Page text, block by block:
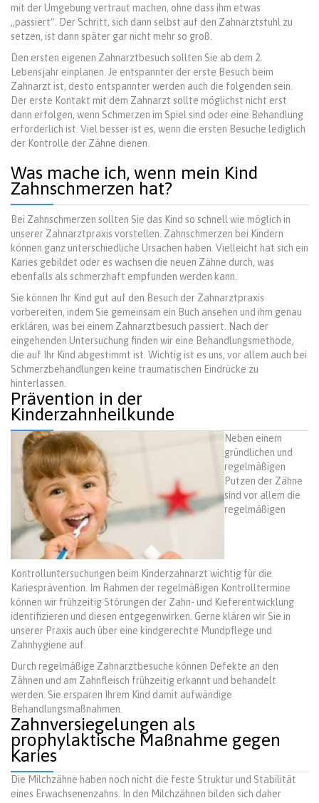
mit der Umgebung vertraut machen, ohne dass ihm etwas
„passiert“. Der Schritt, sich dann selbst auf den Zahnarztstuhl zu
setzen, ist dann später gar nicht mehr so groß.
Den ersten eigenen Zahnarztbesuch sollten Sie ab dem 2.
Lebensjahr einplanen. Je entspannter der erste Besuch beim
Zahnarzt ist, desto entspannter werden auch die folgenden sein.
Der erste Kontakt mit dem Zahnarzt sollte möglichst nicht erst
dann erfolgen, wenn Schmerzen im Spiel sind oder eine Behandlung
erforderlich ist. Viel besser ist es, wenn die ersten Besuche lediglich
der Kontrolle der Zähne dienen.
Was mache ich, wenn mein Kind
Zahnschmerzen hat?
Bei Zahnschmerzen sollten Sie das Kind so schnell wie möglich in
unserer Zahnarztpraxis vorstellen. Zahnschmerzen bei Kindern
können ganz unterschiedliche Ursachen haben. Vielleicht hat sich ein
Karies gebildet oder es wachsen die neuen Zähne durch, was
ebenfalls als schmerzhaft empfunden werden kann.
Sie können Ihr Kind gut auf den Besuch der Zahnarztpraxis
vorbereiten, indem Sie gemeinsam ein Buch ansehen und ihm genau
erklären, was bei einem Zahnarztbesuch passiert. Nach der
eingehenden Untersuchung finden wir eine Behandlungsmethode,
die auf Ihr Kind abgestimmt ist. Wichtig ist es uns, vor allem auch bei
Schmerzbehandlungen keine traumatischen Eindrücke zu
hinterlassen.
Prävention in der
Kinderzahnheilkunde
Neben einem
gründlichen und
regelmäßigen
Putzen der Zähne
sind vor allem die
regelmäßigen
Kontrolluntersuchungen beim Kinderzahnarzt wichtig für die
Kariesprävention. Im Rahmen der regelmäßigen Kontrolltermine
können wir frühzeitig Störungen der Zahn- und Kieferentwicklung
identifizieren und diesen entgegenwirken. Gerne klären wir Sie in
unserer Praxis auch über eine kindgerechte Mundpflege und
Zahnhygiene auf.
Durch regelmäßige Zahnarztbesuche können Defekte an den
Zähnen und am Zahnfleisch frühzeitig erkannt und behandelt
werden. Sie ersparen Ihrem Kind damit aufwändige
Behandlungsmaßnahmen.
Zahnversiegelungen als
prophylaktische Maßnahme gegen
Karies
Die Milchzähne haben noch nicht die feste Struktur und Stabilität
eines Erwachsenenzahns. In den Milchzähnen bilden sich daher